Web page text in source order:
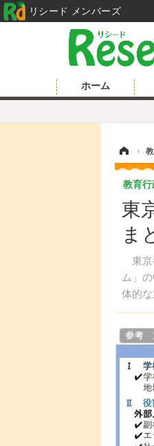
ホーム
›
東
ま
東京
ム」
体的
ら意
教育行
リシード メンバーズ